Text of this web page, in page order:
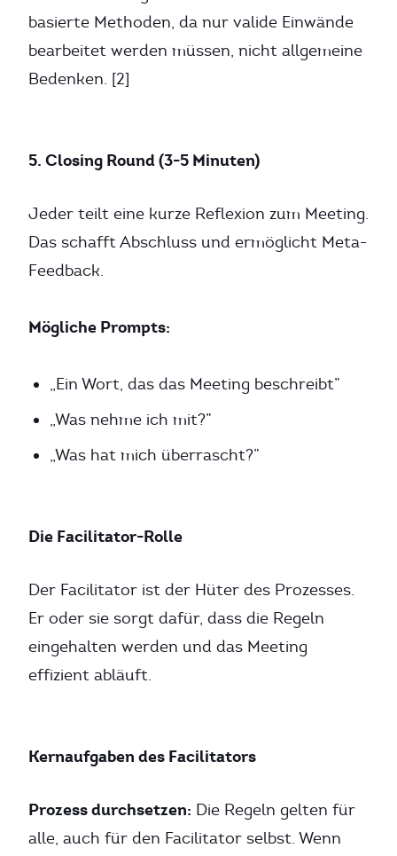
basierte Methoden, da nur valide Einwände
bearbeitet werden müssen, nicht allgemeine
Bedenken. [2]
5. Closing Round (3-5 Minuten)
Jeder teilt eine kurze Reflexion zum Meeting.
Das schafft Abschluss und ermöglicht Meta-
Feedback.
Mögliche Prompts:
„Ein Wort, das das Meeting beschreibt”
„Was nehme ich mit?”
„Was hat mich überrascht?”
Die Facilitator-Rolle
Der Facilitator ist der Hüter des Prozesses.
Er oder sie sorgt dafür, dass die Regeln
eingehalten werden und das Meeting
effizient abläuft.
Kernaufgaben des Facilitators
Prozess durchsetzen: Die Regeln gelten für
alle, auch für den Facilitator selbst. Wenn